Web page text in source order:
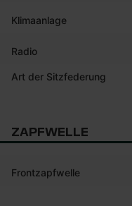
Klimaanlage
Radio
Art der Sitzfederung
ZAPFWELLE
Frontzapfwelle